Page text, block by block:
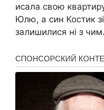
исала свою
Юлю, а син Костик
залишилися ні з чим.